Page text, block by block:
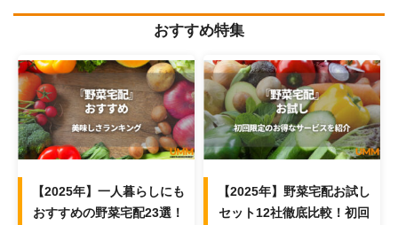
おすすめ特集
【2025年】一人暮らしにも
おすすめの野菜宅配23選！
【2025年】野菜宅配お試し
セット12社徹底比較！初回